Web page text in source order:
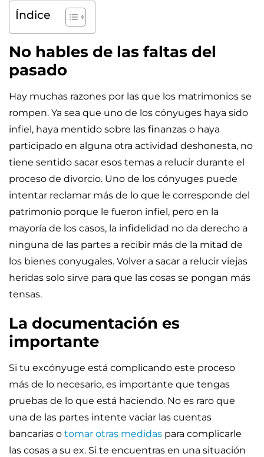
Índice
No hables de las faltas del
pasado
Hay muchas razones por las que los matrimonios se
rompen. Ya sea que uno de los cónyuges haya sido
infiel, haya mentido sobre las finanzas o haya
participado en alguna otra actividad deshonesta, no
tiene sentido sacar esos temas a relucir durante el
proceso de divorcio. Uno de los cónyuges puede
intentar reclamar más de lo que le corresponde del
patrimonio porque le fueron infiel, pero en la
mayoría de los casos, la infidelidad no da derecho a
ninguna de las partes a recibir más de la mitad de
los bienes conyugales. Volver a sacar a relucir viejas
heridas solo sirve para que las cosas se pongan más
tensas.
La documentación es
importante
Si tu excónyuge está complicando este proceso
más de lo necesario, es importante que tengas
pruebas de lo que está haciendo. No es raro que
una de las partes intente vaciar las cuentas
bancarias o tomar otras medidas para complicarle
las cosas a su ex. Si te encuentras en una situación